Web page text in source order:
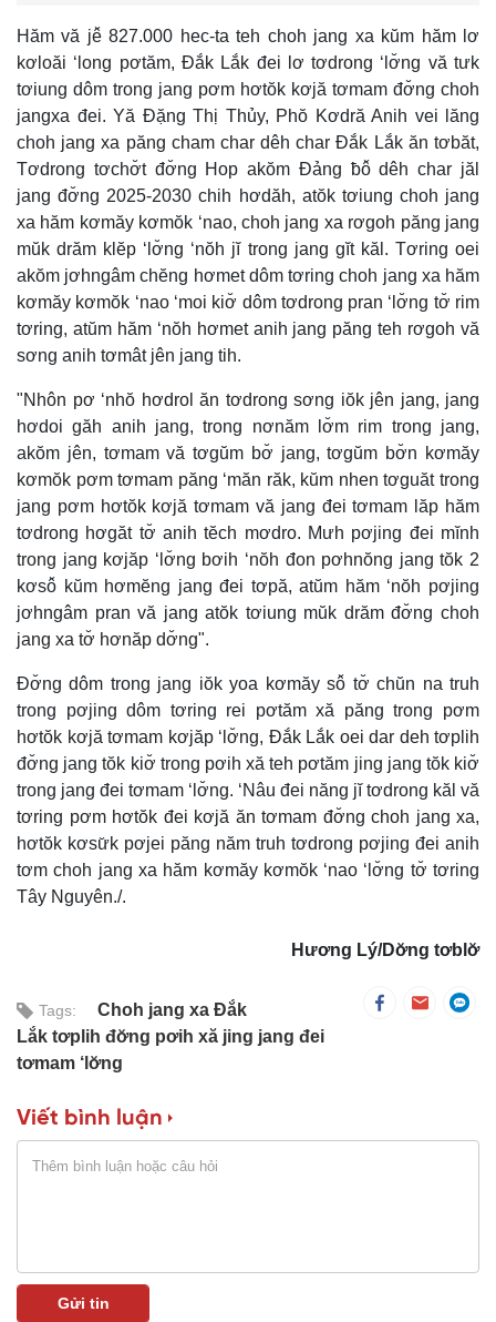
Hăm vă jê̆ 827.000 hec-ta teh choh jang xa kŭm hăm lơ
kơloăi ‘long pơtăm, Đắk Lắk đei lơ tơdrong ‘lơ̆ng vă tưk
tơiung dôm trong jang pơm hơtŏk kơjă tơmam đơ̆ng choh
jangxa đei. Yă Đặng Thị Thủy, Phŏ Kơdră Anih vei lăng
choh jang xa păng cham char dêh char Đắk Lắk ăn tơbăt,
Tơdrong tơchơ̆t đơ̆ng Hop akŏm Đảng ƀô̆ dêh char jăl
jang đơ̆ng 2025-2030 chih hơdăh, atŏk tơiung choh jang
xa hăm kơmăy kơmŏk ‘nao, choh jang xa rơgoh păng jang
mŭk drăm klĕp ‘lơ̆ng ‘nŏh jĭ trong jang gĭt kăl. Tơring oei
akŏm jơhngâm chĕng hơmet dôm tơring choh jang xa hăm
kơmăy kơmŏk ‘nao ‘moi kiơ̆ dôm tơdrong pran ‘lơ̆ng tơ̆ rim
tơring, atŭm hăm ‘nŏh hơmet anih jang păng teh rơgoh vă
sơng anih tơmât jên jang tih.
"Nhôn pơ ‘nhŏ hơdrol ăn tơdrong sơng iŏk jên jang, jang
hơdoi găh anih jang, trong nơnăm lơ̆m rim trong jang,
akŏm jên, tơmam vă tơgŭm bơ̆ jang, tơgŭm bơ̆n kơmăy
kơmŏk pơm tơmam păng ‘măn răk, kŭm nhen tơguăt trong
jang pơm hơtŏk kơjă tơmam vă jang đei tơmam lăp hăm
tơdrong hơgăt tơ̆ anih tĕch mơdro. Mưh pơjing đei mĭnh
trong jang kơjăp ‘lơ̆ng bơih ‘nŏh đon pơhnŏng jang tŏk 2
kơsô̆ kŭm hơmĕng jang đei tơpă, atŭm hăm ‘nŏh pơjing
jơhngâm pran vă jang atŏk tơiung mŭk drăm đơ̆ng choh
jang xa tơ̆ hơnăp dơ̆ng".
Đơ̆ng dôm trong jang iŏk yoa kơmăy sô̆ tơ̆ chŭn na truh
trong pơjing dôm tơring rei pơtăm xă păng trong pơm
hơtŏk kơjă tơmam kơjăp ‘lơ̆ng, Đắk Lắk oei dar deh tơplih
đơ̆ng jang tŏk kiơ̆ trong pơih xă teh pơtăm jing jang tŏk kiơ̆
trong jang đei tơmam ‘lơ̆ng. ‘Nâu đei năng jĭ tơdrong kăl vă
tơring pơm hơtŏk đei kơjă ăn tơmam đơ̆ng choh jang xa,
hơtŏk kơsư̆k pơjei păng năm truh tơdrong pơjing đei anih
tơm choh jang xa hăm kơmăy kơmŏk ‘nao ‘lơ̆ng tơ̆ tơring
Tây Nguyên./.
Hương Lý/Dơ̆ng tơblơ̆
Tags:
Choh jang xa Đắk
Lắk tơplih đơ̆ng pơih xă jing jang đei
tơmam ‘lơ̆ng
Viết bình luận